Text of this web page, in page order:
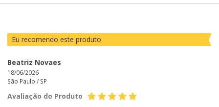
Eu recomendo este produto
Beatriz Novaes
18/06/2026
São Paulo / SP
Avaliação do Produto